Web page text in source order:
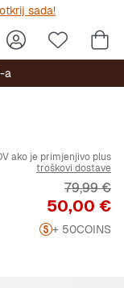
sada!
a
ako je primjenjivo plus
troškovi dostave
Cijena
50,00 €
79,99 €
+ 50COINS